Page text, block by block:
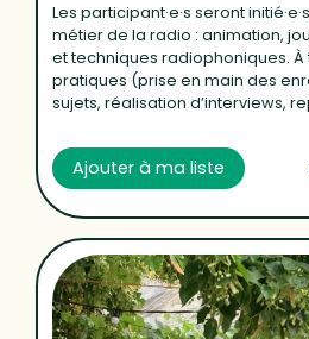
Les participant·e·s seront
métier de la radio : animation,
et techniques radiophoniques.
pratiques (prise en main des
sujets, réalisation d’interviews,
Ajouter à ma liste